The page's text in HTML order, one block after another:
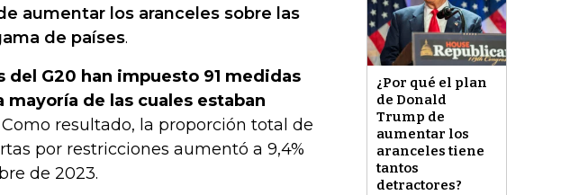
¿Por qué el plan
de Donald
Trump de
aumentar los
aranceles tiene
tantos
detractores?
aumentar los aranceles sobre las
de países.
del G20 han impuesto 91 medidas
de las cuales estaban
Como resultado, la proporción total de
por restricciones aumentó a 9,4%
de 2023.